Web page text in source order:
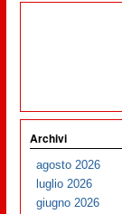
Archivi
agosto 2026
luglio 2026
giugno 2026